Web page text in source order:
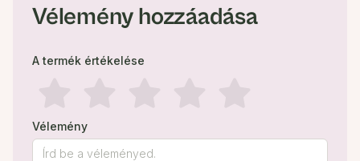
Vélemény hozzáadása
A termék értékelése
Vélemény